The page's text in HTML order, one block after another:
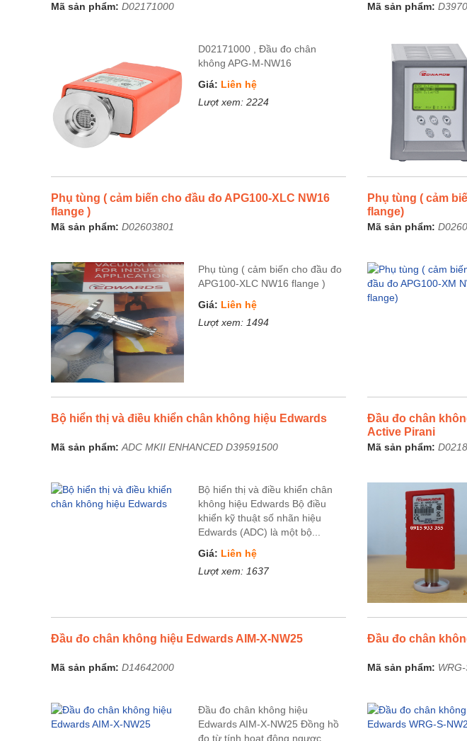
Mã sản phẩm: D02171000
D02171000 , Đầu đo chân
không APG-M-NW16
Giá: Liên hệ
Lượt xem: 2224
Mã sản phẩm:
Phụ tùng ( cảm biến cho đầu đo APG100-XLC NW16
flange )
Mã sản phẩm: D02603801
Phụ tùng ( cảm biến cho đầu đo
APG100-XLC NW16 flange )
Giá: Liên hệ
Lượt xem: 1494
Phụ tùng ( cảm
flange)
Mã sản phẩm:
Bộ hiển thị và điều khiển chân không hiệu Edwards
Mã sản phẩm: ADC MKII ENHANCED D39591500
Bộ hiển thị và điều khiển chân
không hiệu Edwards Bộ điều
khiển kỹ thuật số nhãn hiệu
Edwards (ADC) là một bộ...
Giá: Liên hệ
Lượt xem: 1637
Đầu đo chân
Active Pirani
Mã sản phẩm:
Đầu đo chân không hiệu Edwards AIM-X-NW25
Mã sản phẩm: D14642000
Đầu đo chân không hiệu
Edwards AIM-X-NW25 Đồng hồ
đo từ tính hoạt động ngược
Đầu đo chân
Mã sản phẩm: